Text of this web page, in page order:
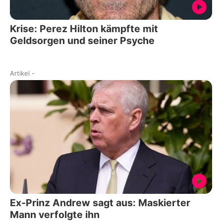
Krise: Perez Hilton kämpfte mit
Geldsorgen und seiner Psyche
Artikel -
Ex-Prinz Andrew sagt aus: Maskierter
Mann verfolgte ihn